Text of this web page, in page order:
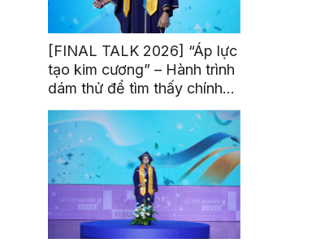
[FINAL TALK 2026] “Áp lực
tạo kim cương” – Hành trình
dám thử để tìm thấy chính
mình